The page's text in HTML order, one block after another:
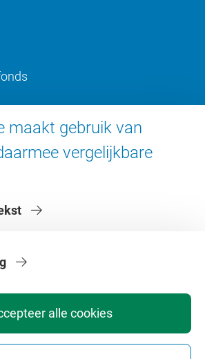
maakt gebruik van
vergelijkbare
alle cookies